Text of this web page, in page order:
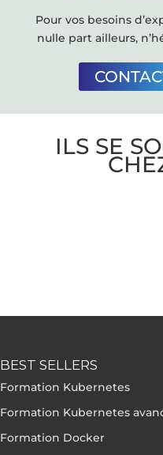
Pour vos besoins
nulle part ailleurs,
ILS SE
BEST SELLERS
Formation Kubernetes
Formation Kubernetes
Formation Docker